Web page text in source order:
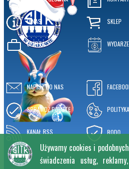
O NAS
OFERTA
SKLEP
NAPISZ DO NAS
SPRAWDŹ POCZTĘ
KANAŁ RSS RODO
Używamy cookies i
świadczenia usług,